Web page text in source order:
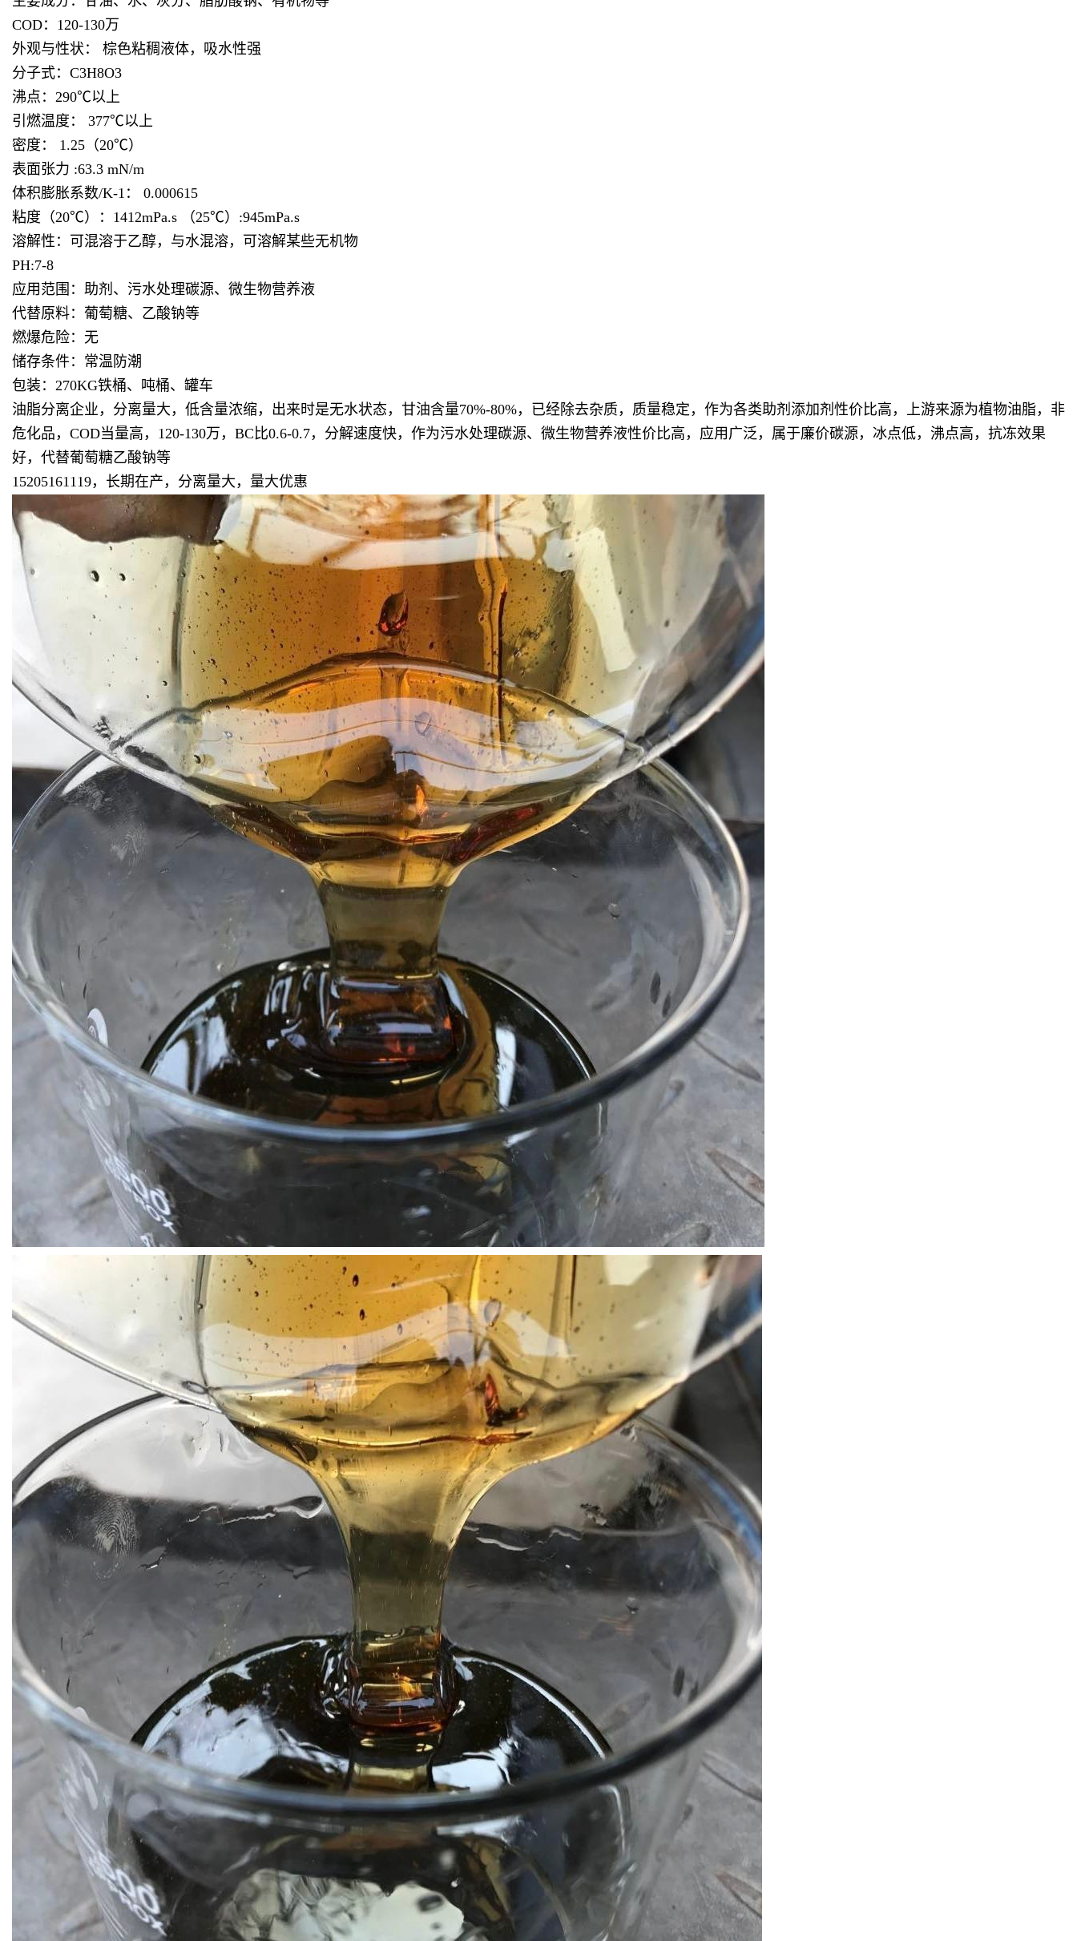
COD：120-130万
外观与性状： 棕色粘稠液体，吸水性强
分子式：C3H8O3
沸点：290℃以上
引燃温度： 377℃以上
密度： 1.25（20℃）
表面张力 :63.3 mN/m
体积膨胀系数/K-1： 0.000615
粘度（20℃）：1412mPa.s （25℃）:945mPa.s
溶解性：可混溶于乙醇，与水混溶，可溶解某些无机物
PH:7-8
应用范围：助剂、污水处理碳源、微生物营养液
代替原料：葡萄糖、乙酸钠等
燃爆危险：无
储存条件：常温防潮
包装：270KG铁桶、吨桶、罐车
油脂分离企业，分离量大，低含量浓缩，出来时是无水状态，甘油含量70%-80%，已经除去杂质，质量稳定，作为各类助剂添加剂性价比高，上游来源为植物油脂，非
危化品，COD当量高，120-130万，BC比0.6-0.7，分解速度快，作为污水处理碳源、微生物营养液性价比高，应用广泛，属于廉价碳源，冰点低，沸点高，抗冻效果
好，代替葡萄糖乙酸钠等
15205161119，长期在产，分离量大，量大优惠